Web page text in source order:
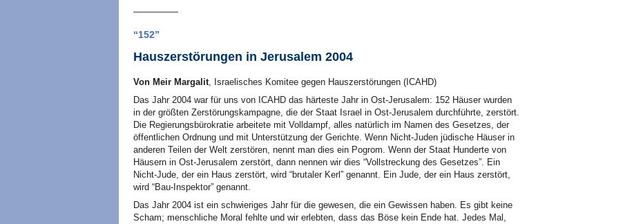
—————
“152”
Hauszerstörungen in Jerusalem 2004
Von Meir Margalit, Israelisches Komitee gegen Hauszerstörungen (ICAHD)
Das Jahr 2004 war für uns von ICAHD das härteste Jahr in Ost-Jerusalem: 152 Häuser wurden
in der größten Zerstörungskampagne, die der Staat Israel in Ost-Jerusalem durchführte, zerstört.
Die Regierungsbürokratie arbeitete mit Volldampf, alles natürlich im Namen des Gesetzes, der
öffentlichen Ordnung und mit Unterstützung der Gerichte. Wenn Nicht-Juden jüdische Häuser in
anderen Teilen der Welt zerstören, nennt man dies ein Pogrom. Wenn der Staat Hunderte von
Häusern in Ost-Jerusalem zerstört, dann nennen wir dies “Vollstreckung des Gesetzes”. Ein
Nicht-Jude, der ein Haus zerstört, wird “brutaler Kerl” genannt. Ein Jude, der ein Haus zerstört,
wird “Bau-Inspektor” genannt.
Das Jahr 2004 ist ein schwieriges Jahr für die gewesen, die ein Gewissen haben. Es gibt keine
Scham; menschliche Moral fehlte und wir erlebten, dass das Böse kein Ende hat. Jedes Mal,